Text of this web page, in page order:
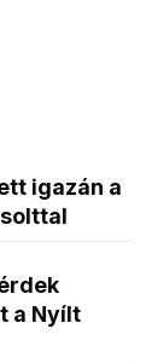
igazán a
a Nyílt